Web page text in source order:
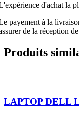
d'achat la
payement à la
de la réception
Produits